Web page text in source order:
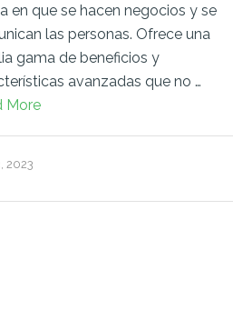
en que se hacen negocios y se
las personas. Ofrece una
gama de beneficios y
avanzadas que no …
More
2023